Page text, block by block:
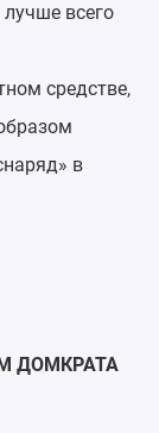
всего
средстве,
в
ДОМКРАТА